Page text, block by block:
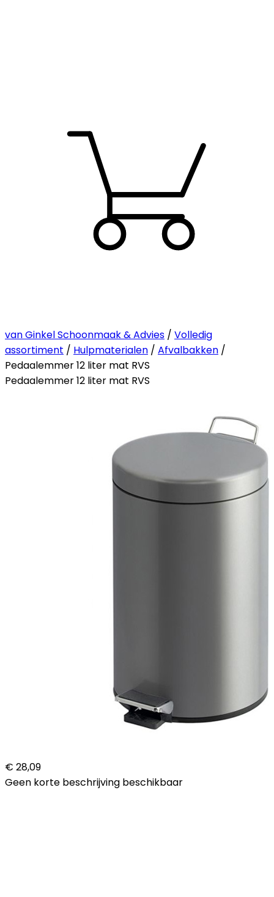
van Ginkel Schoonmaak & Advies / Volledig
assortiment / Hulpmaterialen / Afvalbakken /
Pedaalemmer 12 liter mat RVS
Pedaalemmer 12 liter mat RVS
€ 28,09
Geen korte beschrijving beschikbaar